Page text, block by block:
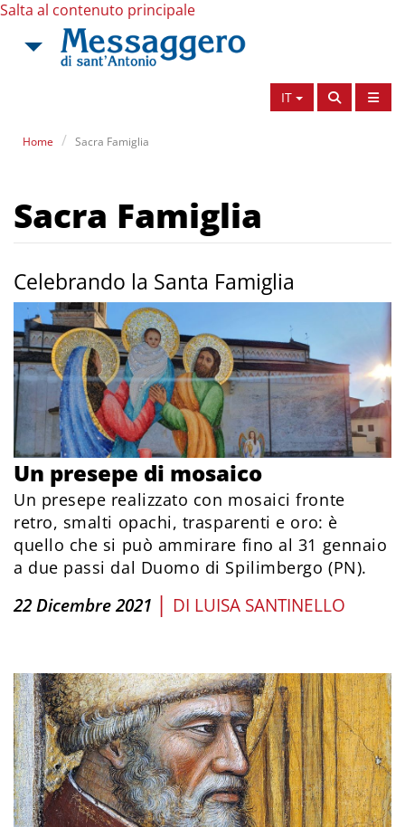
Salta al contenuto principale
IT
Home Sacra Famiglia
Sacra Famiglia
Celebrando la Santa Famiglia
Un presepe di mosaico
Un presepe realizzato con mosaici fronte
retro, smalti opachi, trasparenti e oro: è
quello che si può ammirare fino al 31 gennaio
a due passi dal Duomo di Spilimbergo (PN).
22 Dicembre 2021 | DI LUISA SANTINELLO